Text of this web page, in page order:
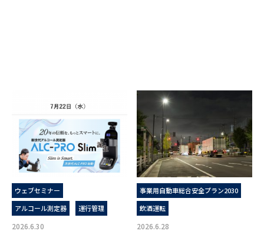
ウェブセミナー
アルコール測定器
運行管理
2026.6.30
事業用自動車総合安全プラン2030
飲酒運転
2026.6.28